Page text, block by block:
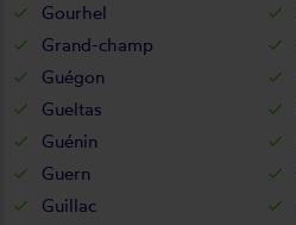
Gourhel
Grand-champ
Guégon
Gueltas
Guénin
Guern
Guillac